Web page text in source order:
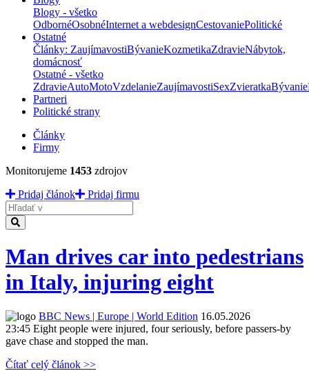
Blogy - všetko
OdbornéOsobnéInternet a webdesignCestovaniePolitické
Ostatné
Články: ZaujímavostiBývanieKozmetikaZdravieNábytok,
domácnosť
Ostatné - všetko
ZdravieAutoMotoVzdelanieZaujímavostiSexZvieratkaBývanie
Partneri
Politické strany
Články
Firmy
Monitorujeme 1453 zdrojov
Pridaj článok
Pridaj firmu
Hladať
Man drives car into pedestrians
in Italy, injuring eight
BBC News | Europe | World Edition 16.05.2026
23:45 Eight people were injured, four seriously, before passers-by
gave chase and stopped the man.
Čítať celý článok >>